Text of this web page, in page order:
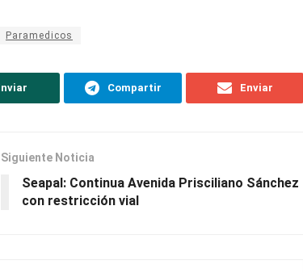
Paramedicos
Compartir Enviar
Siguiente Noticia
Seapal: Continua Avenida Prisciliano Sánchez
con restricción vial